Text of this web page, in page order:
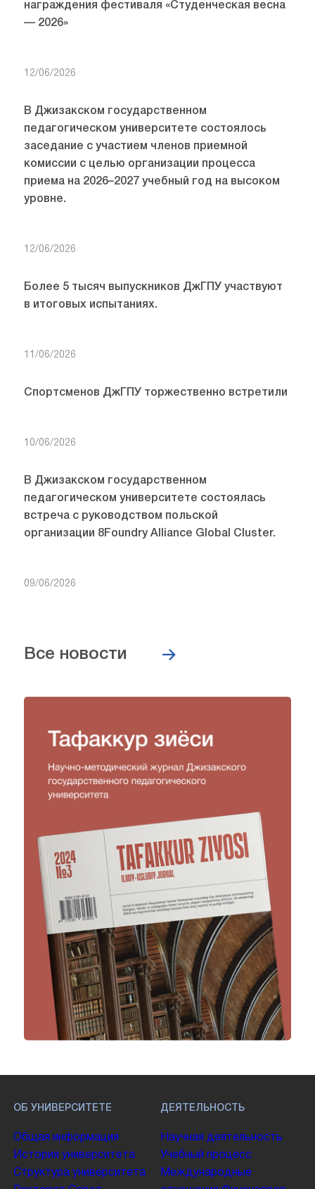
награждения фестиваля «Студенческая весна
— 2026»
12/06/2026
В Джизакском государственном
педагогическом университете состоялось
заседание с участием членов приемной
комиссии с целью организации процесса
приема на 2026–2027 учебный год на высоком
уровне.
12/06/2026
Более 5 тысяч выпускников ДжГПУ участвуют
в итоговых испытаниях.
11/06/2026
Спортсменов ДжГПУ торжественно встретили
10/06/2026
В Джизакском государственном
педагогическом университете состоялась
встреча с руководством польской
организации 8Foundry Alliance Global Cluster.
09/06/2026
Все новости
ОБ УНИВЕРСИТЕТЕ
Общая информация
История университета
Структура университета
ДЕЯТЕЛЬНОСТЬ
Научная деятельность
Учебный процесс
Международные